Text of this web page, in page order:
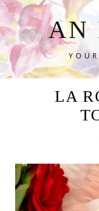
AN
LA